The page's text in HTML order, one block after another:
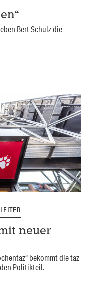
Bert Schulz die
neuer
bekommt die taz
Politikteil.